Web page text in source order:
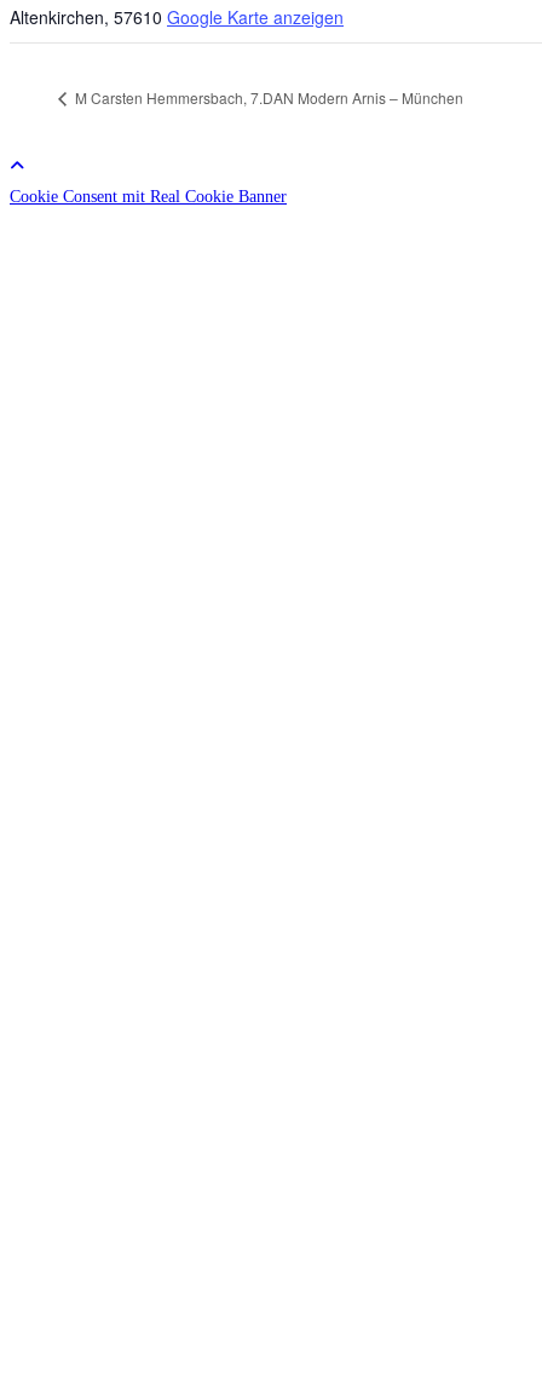
Altenkirchen, 57610 Google Karte anzeigen
M Carsten Hemmersbach, 7.DAN Modern Arnis – München
Cookie Consent mit Real Cookie Banner